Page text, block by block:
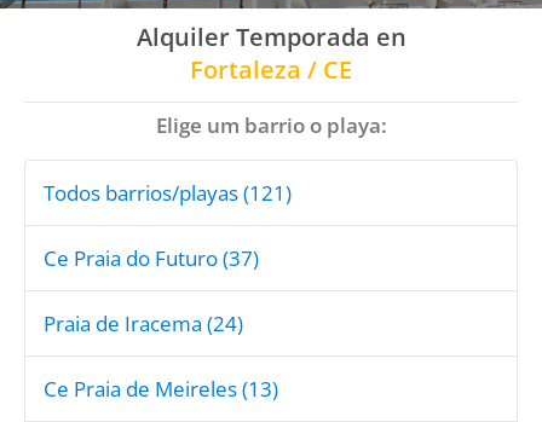
Alquiler Temporada en
Fortaleza / CE
Elige um barrio o playa:
Todos barrios/playas (121)
Ce Praia do Futuro (37)
Praia de Iracema (24)
Ce Praia de Meireles (13)